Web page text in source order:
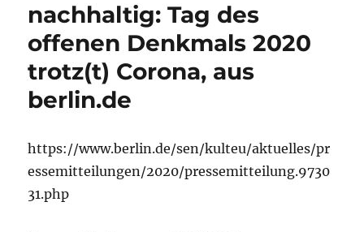
nachhaltig: Tag des
offenen Denkmals 2020
trotz(t) Corona, aus
berlin.de
https://www.berlin.de/sen/kulteu/aktuelles/pr
essemitteilungen/2020/pressemitteilung.9730
31.php